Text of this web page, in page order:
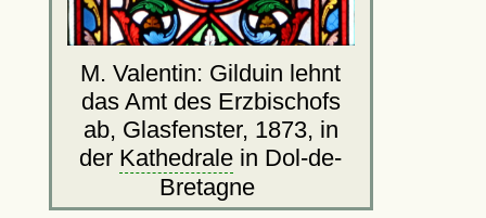
M. Valentin: Gilduin lehnt
das Amt des Erzbischofs
ab, Glasfenster, 1873, in
der Kathedrale in Dol-de-
Bretagne